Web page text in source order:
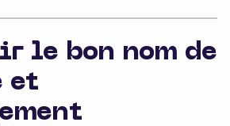
le bon nom de
et